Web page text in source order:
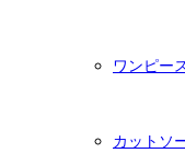
ワンピー
カットソ